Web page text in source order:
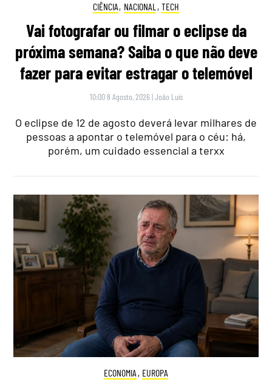
CIÊNCIA, NACIONAL , TECH
Vai fotografar ou filmar o eclipse da
próxima semana? Saiba o que não deve
fazer para evitar estragar o telemóvel
10:00 8 Agosto, 2026 |João Luís
O eclipse de 12 de agosto deverá levar milhares de
pessoas a apontar o telemóvel para o céu: há,
porém, um cuidado essencial a terxx
ECONOMIA , EUROPA